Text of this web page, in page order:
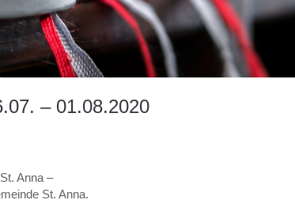
– 01.08.2020
Anna –
St. Anna.